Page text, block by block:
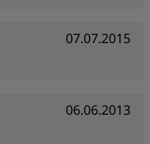
07.07.2015
06.06.2013